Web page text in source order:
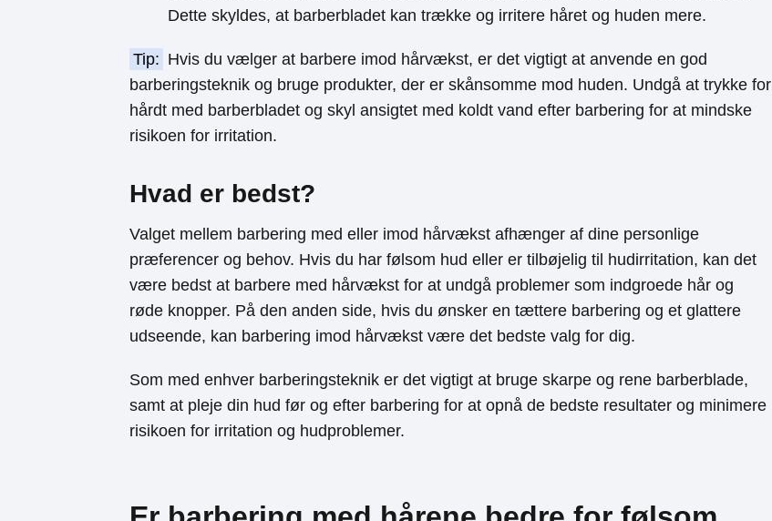
Dette skyldes, at barberbladet kan trække og irritere håret og huden mere.
Tip: Hvis du vælger at barbere imod hårvækst, er det vigtigt at anvende en god
barberingsteknik og bruge produkter, der er skånsomme mod huden. Undgå at trykke for
hårdt med barberbladet og skyl ansigtet med koldt vand efter barbering for at mindske
risikoen for irritation.
Hvad er bedst?
Valget mellem barbering med eller imod hårvækst afhænger af dine personlige
præferencer og behov. Hvis du har følsom hud eller er tilbøjelig til hudirritation, kan det
være bedst at barbere med hårvækst for at undgå problemer som indgroede hår og
røde knopper. På den anden side, hvis du ønsker en tættere barbering og et glattere
udseende, kan barbering imod hårvækst være det bedste valg for dig.
Som med enhver barberingsteknik er det vigtigt at bruge skarpe og rene barberblade,
samt at pleje din hud før og efter barbering for at opnå de bedste resultater og minimere
risikoen for irritation og hudproblemer.